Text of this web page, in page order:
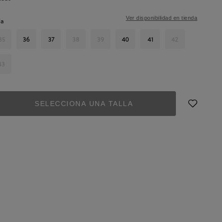
36 37 38 39 40 41 42
Ver disponibilidad en tienda
SELECCIONA UNA TALLA